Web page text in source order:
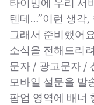
텐데…”이런 생각,
그래서 준비했어
소식을 전해드리
문자 / 광고문자 /
모바일 설문을 발
팝업 영역에 배너